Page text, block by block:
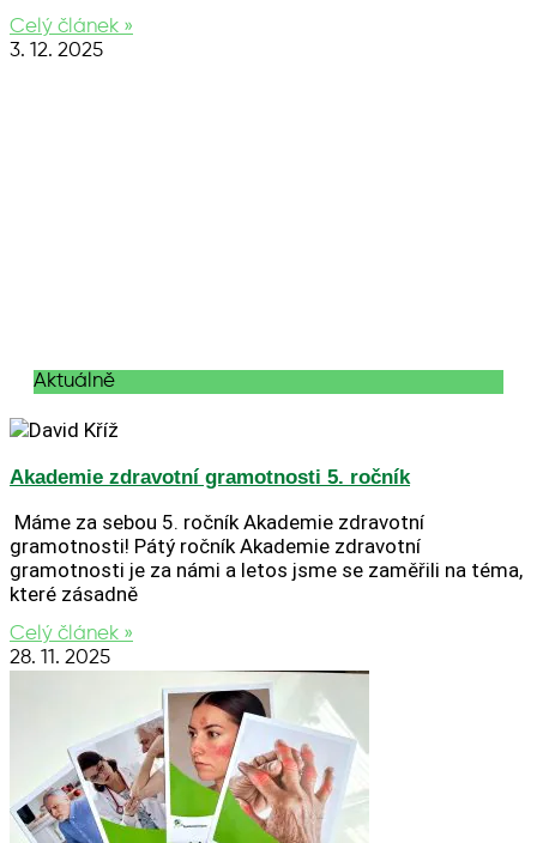
Celý článek »
3. 12. 2025
Aktuálně
Akademie zdravotní gramotnosti 5. ročník
Máme za sebou 5. ročník Akademie zdravotní
gramotnosti! Pátý ročník Akademie zdravotní
gramotnosti je za námi a letos jsme se zaměřili na téma,
které zásadně
Celý článek »
28. 11. 2025